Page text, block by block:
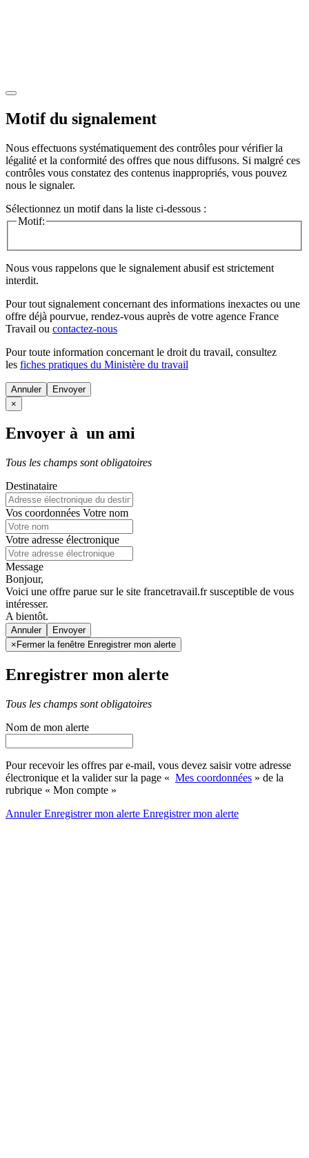
Motif du signalement
Nous effectuons systématiquement des contrôles pour vérifier la
légalité et la conformité des offres que nous diffusons. Si malgré ces
contrôles vous constatez des contenus inappropriés, vous pouvez
nous le signaler.
Sélectionnez un motif dans la liste ci-dessous :
Motif:
Nous vous rappelons que le signalement abusif est strictement
interdit.
Pour tout signalement concernant des informations inexactes ou une
offre déjà pourvue, rendez-vous auprès de votre agence France
Travail ou contactez-nous
Pour toute information concernant le droit du travail, consultez
les fiches pratiques du Ministère du travail
Annuler
×
Envoyer à un ami
Tous les champs sont obligatoires
Destinataire
Vos coordonnées Votre nom
Votre adresse électronique
Message
Bonjour,
Voici une offre parue sur le site francetravail.fr susceptible de vous
intéresser.
A bientôt.
Annuler
× Fermer la fenêtre Enregistrer mon alerte
Enregistrer mon alerte
Tous les champs sont obligatoires
Nom de mon alerte
Pour recevoir les offres par e-mail, vous devez saisir votre adresse
électronique et la valider sur la page « Mes coordonnées » de la
rubrique « Mon compte »
AnnulerEnregistrer mon alerte Enregistrermon alerte